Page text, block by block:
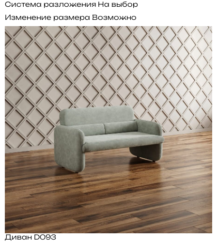
Система разложения На выбор
Изменение размера Возможно
Диван D093